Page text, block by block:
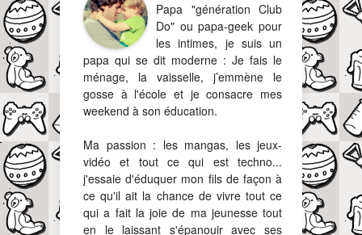
Papa "génération Club
Do" ou papa-geek pour
les intimes, je suis un
papa qui se dit moderne : Je fais le
ménage, la vaisselle, j’emmène le
gosse à l'école et je consacre mes
weekend à son éducation.
Ma passion : les mangas, les jeux-
vidéo et tout ce qui est techno...
j'essaie d'éduquer mon fils de façon à
ce qu'il ait la chance de vivre tout ce
qui a fait la joie de ma jeunesse tout
en le laissant s'épanouir avec ses